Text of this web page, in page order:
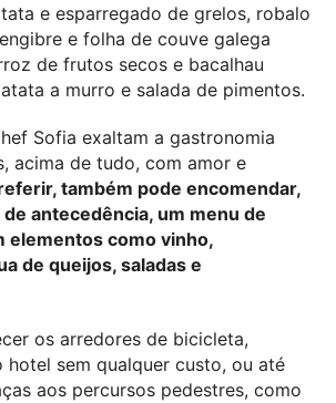
e esparregado de grelos, robalo
e folha de couve galega
de frutos secos e bacalhau
a murro e salada de pimentos.
Sofia exaltam a gastronomia
acima de tudo, com amor e
também pode encomendar,
antecedência, um menu de
elementos como vinho,
de queijos, saladas e
os arredores de bicicleta,
hotel sem qualquer custo, ou até
aos percursos pedestres, como